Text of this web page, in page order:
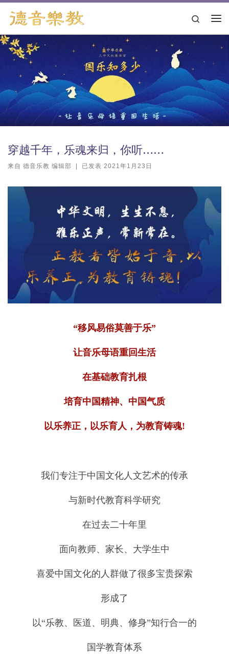
跳转到内容
Search
穿越千年，乐魂来归，你听……
来自 德音乐教 编辑部 已发表 2021年1月23日
“移风易俗莫善于乐”
让音乐母语重回生活
在基础教育扎根
培育中国精神、中国气质
以乐养正，以乐育人，为教育铸魂!
我们专注于中国文化人文艺术的传承
与新时代教育科学研究
在过去二十年里
面向教师、家长、大学生中
喜爱中国文化的人群做了很多宝贵探索
形成了
以“乐教、医道、明典、修身”知行合一的
国学教育体系